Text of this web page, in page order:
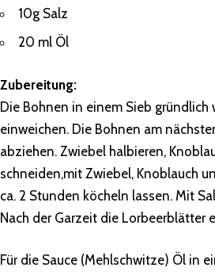
10g Salz
20 ml Öl
Zubereitung:
Die Bohnen in einem Sieb
einweichen. Die Bohnen am
abziehen. Zwiebel halbieren,
schneiden,mit Zwiebel, Knoblauch
ca. 2 Stunden köcheln lassen. Mit
Nach der Garzeit die Lorbeerblätter
Für die Sauce (Mehlschwitze) Öl in